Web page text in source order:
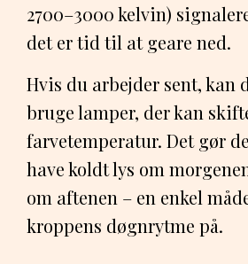
2700–3000 kelvin)
det er tid til at geare ned.
Hvis du arbejder sent, kan
bruge lamper, der kan
farvetemperatur. Det gør
have koldt lys om
om aftenen – en enkel
kroppens døgnrytme på.